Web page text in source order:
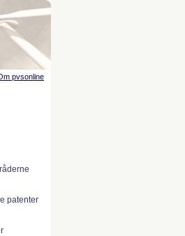
pvsonline
patenter